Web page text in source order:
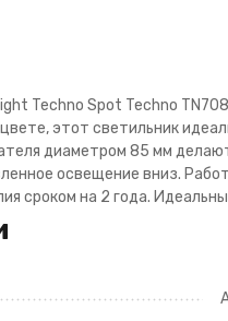
Techno Spot Techno
этот светильник
диаметром 85 мм
освещение вниз.
сроком на 2 года.